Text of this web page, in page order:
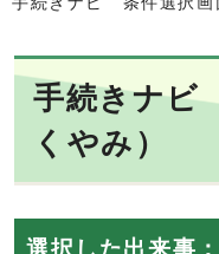
手続きナビ
くやみ）
選択した出来事